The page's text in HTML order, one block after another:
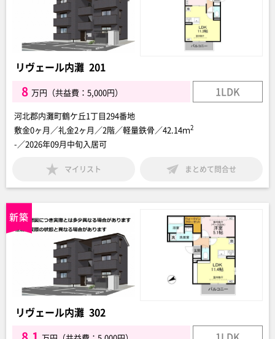
リヴェール内灘 201
8 万円（共益費：5,000円） 1LDK
河北郡内灘町鶴ケ丘1丁目294番地
敷金0ヶ月／礼金2ヶ月／2階／軽量鉄骨／42.14ｍ2
-／2026年09月中旬入居可
マイリスト まとめて問合せ
リヴェール内灘 302